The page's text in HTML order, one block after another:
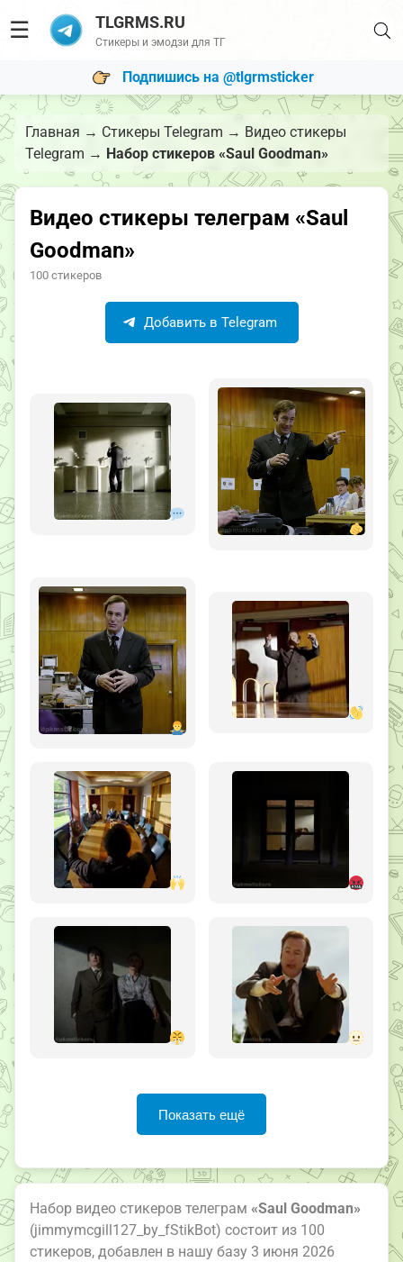
☰ TLGRMS.RU
Стикеры и эмодзи для ТГ
Подпишись на @tlgrmsticker
Главная → Стикеры Telegram → Видео стикеры
Telegram → Набор стикеров «Saul Goodman»
Видео стикеры телеграм «Saul
Goodman»
100 стикеров
Добавить в Telegram
Показать ещё
Набор видео стикеров телеграм «Saul Goodman»
(jimmymcgill127_by_fStikBot) состоит из 100
стикеров, добавлен в нашу базу 3 июня 2026